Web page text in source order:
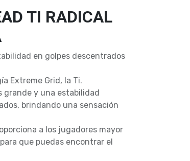
TI RADICAL
en golpes descentrados
Extreme Grid, la Ti.
grande y una estabilidad
brindando una sensación
a los jugadores mayor
que puedas encontrar el